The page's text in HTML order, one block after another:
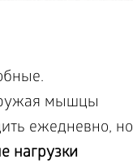
мышцы
ежедневно, но
нагрузки